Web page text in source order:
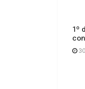
1º